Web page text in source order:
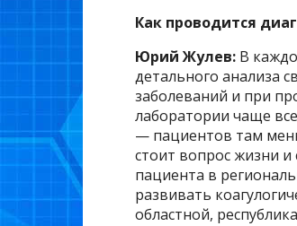
Как проводится
Юрий Жулев: В
детального анализа
заболеваний и при
лаборатории чаще
— пациентов там
стоит вопрос жизни и
пациента в
развивать
областной,